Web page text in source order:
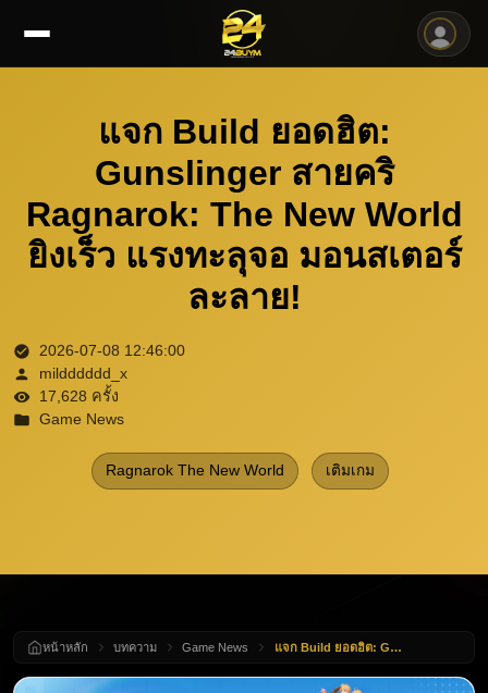
แจก Build ยอดฮิต:
Gunslinger สายคริ
Ragnarok: The New World
ยิงเร็ว แรงทะลุจอ มอนสเตอร์
ละลาย!
2026-07-08 12:46:00
mildddddd_x
17,628 ครั้ง
Game News
Ragnarok The New World เติมเกม
หน้าหลัก บทความ Game News แจก Build ยอดฮิต: Gunslinger สายคริ Ragnarok: The New World ยิงเร็ว แรงทะลุจอ มอนสเตอร์ละลาย!